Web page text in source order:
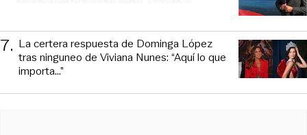
7. La certera respuesta de Dominga López
tras ninguneo de Viviana Nunes: “Aquí lo que
importa...”